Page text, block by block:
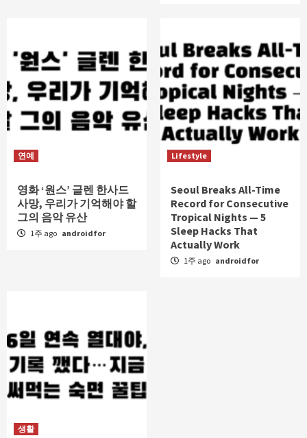
연예
영화 ‘원스’ 글렌 한사드
사망, 우리가 기억해야 할
그의 음악 유산
1주 ago androidfor
Lifestyle
Seoul Breaks All-Time
Record for Consecutive
Tropical Nights — 5
Sleep Hacks That
Actually Work
1주 ago androidfor
생활